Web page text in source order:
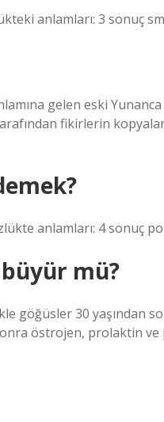
anlamları: 3 sonuç
gelen eski
fikirlerin
anlamları: 4 sonuç
mü?
göğüsler 30 yaşından
östrojen, prolaktin